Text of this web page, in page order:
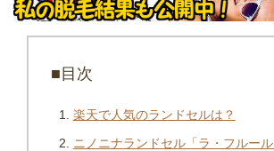
■目次
楽天で人気のランドセルは？
ニノニナランドセル「ラ・フルール